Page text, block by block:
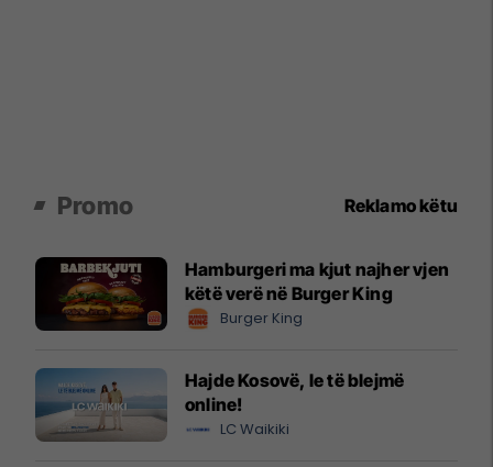
Promo Reklamo këtu
Hamburgeri ma kjut najher vjen
këtë verë në Burger King
Burger King
Hajde Kosovë, le të blejmë
online!
LC Waikiki